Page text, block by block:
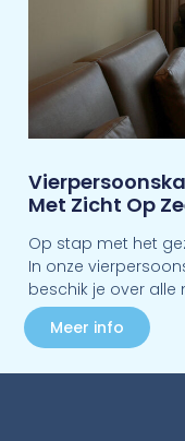
Met Zicht Op
Op stap met het
In onze
beschik je over alle
Meer info